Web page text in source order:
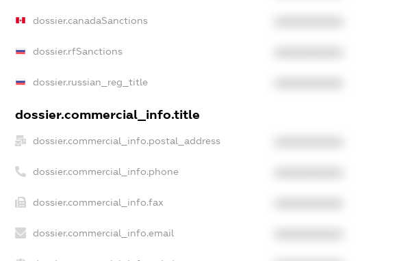
dossier.canadaSanctions
dossier.rfSanctions
dossier.russian_reg_title
dossier.commercial_info.title
dossier.commercial_info.postal_address
dossier.commercial_info.phone
dossier.commercial_info.fax
dossier.commercial_info.email